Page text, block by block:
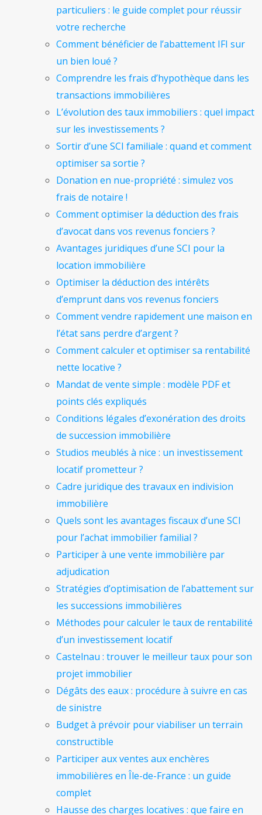
particuliers : le guide complet pour réussir
votre recherche
Comment bénéficier de l’abattement IFI sur
un bien loué ?
Comprendre les frais d’hypothèque dans les
transactions immobilières
L’évolution des taux immobiliers : quel impact
sur les investissements ?
Sortir d’une SCI familiale : quand et comment
optimiser sa sortie ?
Donation en nue-propriété : simulez vos
frais de notaire !
Comment optimiser la déduction des frais
d’avocat dans vos revenus fonciers ?
Avantages juridiques d’une SCI pour la
location immobilière
Optimiser la déduction des intérêts
d’emprunt dans vos revenus fonciers
Comment vendre rapidement une maison en
l’état sans perdre d’argent ?
Comment calculer et optimiser sa rentabilité
nette locative ?
Mandat de vente simple : modèle PDF et
points clés expliqués
Conditions légales d’exonération des droits
de succession immobilière
Studios meublés à nice : un investissement
locatif prometteur ?
Cadre juridique des travaux en indivision
immobilière
Quels sont les avantages fiscaux d’une SCI
pour l’achat immobilier familial ?
Participer à une vente immobilière par
adjudication
Stratégies d’optimisation de l’abattement sur
les successions immobilières
Méthodes pour calculer le taux de rentabilité
d’un investissement locatif
Castelnau : trouver le meilleur taux pour son
projet immobilier
Dégâts des eaux : procédure à suivre en cas
de sinistre
Budget à prévoir pour viabiliser un terrain
constructible
Participer aux ventes aux enchères
immobilières en Île-de-France : un guide
complet
Hausse des charges locatives : que faire en